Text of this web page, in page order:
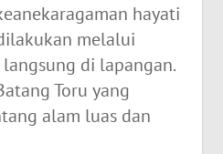
hayati
melalui
di lapangan.
Toru yang
alam luas dan